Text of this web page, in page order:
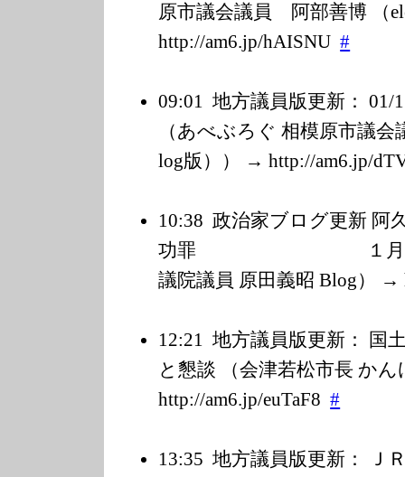
原市議会議員 阿部善博 （
http://am6.jp/hAISNU #
09:01 地方議員版更新：
（あべぶろぐ 相模原市議
log版）） → http://am6.jp/d
10:38 政治家ブログ更新 阿
功罪 １月１８日
議院議員 原田義昭 Blog） →
12:21 地方議員版更新： 国
と懇談 （会津若松市長 か
http://am6.jp/euTaF8 #
13:35 地方議員版更新： Ｊ